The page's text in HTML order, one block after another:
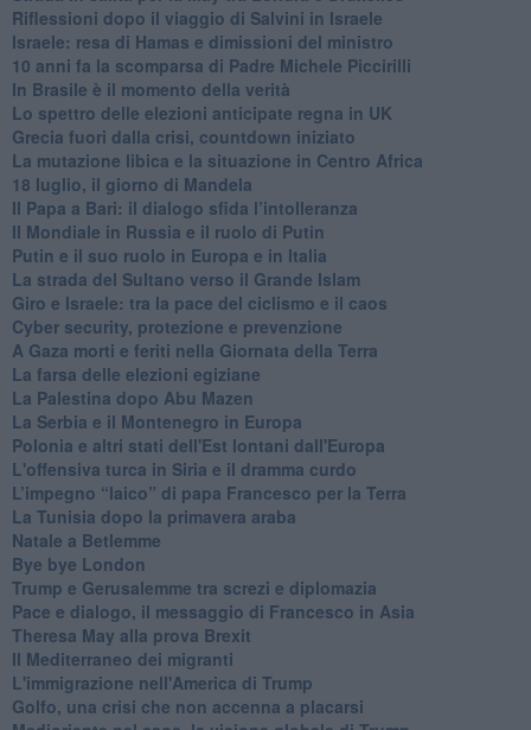
Riflessioni dopo il viaggio di Salvini in Israele
Israele: resa di Hamas e dimissioni del ministro
10 anni fa la scomparsa di Padre Michele Piccirilli
In Brasile è il momento della verità
Lo spettro delle elezioni anticipate regna in UK
Grecia fuori dalla crisi, countdown iniziato
La mutazione libica e la situazione in Centro Africa
18 luglio, il giorno di Mandela
Il Papa a Bari: il dialogo sfida l’intolleranza
Il Mondiale in Russia e il ruolo di Putin
Putin e il suo ruolo in Europa e in Italia
La strada del Sultano verso il Grande Islam
Giro e Israele: tra la pace del ciclismo e il caos
Cyber security, protezione e prevenzione
A Gaza morti e feriti nella Giornata della Terra
La farsa delle elezioni egiziane
La Palestina dopo Abu Mazen
La Serbia e il Montenegro in Europa
Polonia e altri stati dell'Est lontani dall'Europa
L'offensiva turca in Siria e il dramma curdo
L’impegno “laico” di papa Francesco per la Terra
La Tunisia dopo la primavera araba
Natale a Betlemme
Bye bye London
Trump e Gerusalemme tra screzi e diplomazia
Pace e dialogo, il messaggio di Francesco in Asia
Theresa May alla prova Brexit
Il Mediterraneo dei migranti
L'immigrazione nell'America di Trump
Golfo, una crisi che non accenna a placarsi